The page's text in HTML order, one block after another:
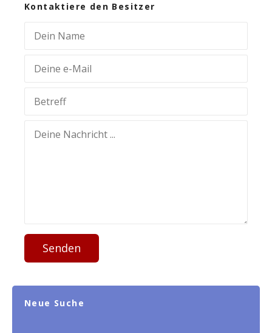
Kontaktiere den Besitzer
Senden
Neue Suche